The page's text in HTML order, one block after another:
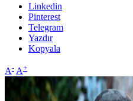
Linkedin
Pinterest
Telegram
Yazdır
Kopyala
A- A+